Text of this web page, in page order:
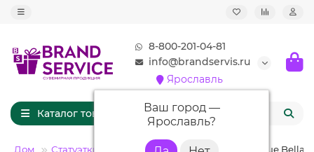
8-800-201-04-81
info@brandservis.ru
Ярославль
Ваш город —
Ярославль?
Каталог товаров
Дом Статуэтки и скульптуры Фарфоровое сердце